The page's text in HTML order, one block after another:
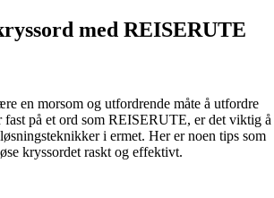
med REISERUTE
en morsom og utfordrende måte å utfordre
fast på et ord som REISERUTE, er det viktig å
i ermet. Her er noen tips som
kryssordet raskt og effektivt.